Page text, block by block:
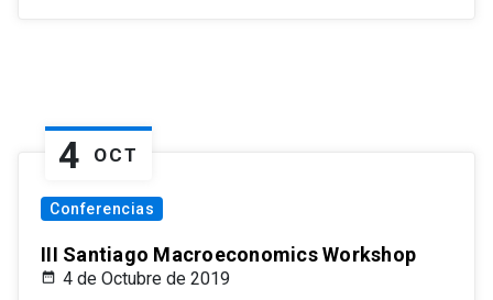
4 OCT
Conferencias
III Santiago Macroeconomics Workshop
4 de Octubre de 2019